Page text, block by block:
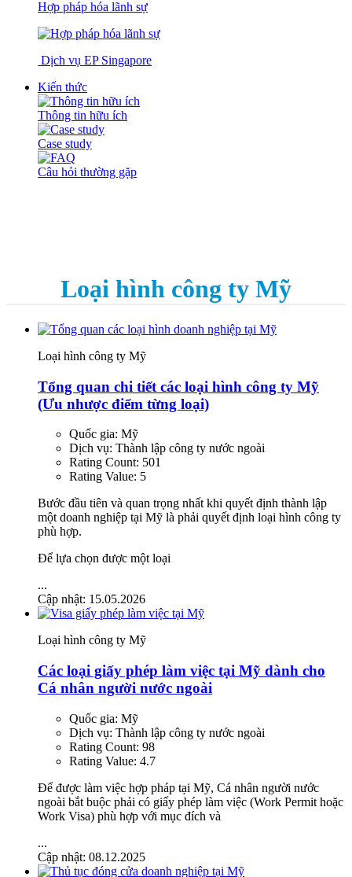
Hợp pháp hóa lãnh sự
Dịch vụ EP Singapore
Kiến thức
Thông tin hữu ích
Case study
Câu hỏi thường gặp
Loại hình công ty Mỹ
Loại hình công ty Mỹ
Tổng quan chi tiết các loại hình công ty Mỹ
(Ưu nhược điểm từng loại)
Quốc gia: Mỹ
Dịch vụ: Thành lập công ty nước ngoài
Rating Count: 501
Rating Value: 5
Bước đầu tiên và quan trọng nhất khi quyết định thành lập
một doanh nghiệp tại Mỹ là phải quyết định loại hình công ty
phù hợp.
Để lựa chọn được một loại
...
Cập nhật: 15.05.2026
Loại hình công ty Mỹ
Các loại giấy phép làm việc tại Mỹ dành cho
Cá nhân người nước ngoài
Quốc gia: Mỹ
Dịch vụ: Thành lập công ty nước ngoài
Rating Count: 98
Rating Value: 4.7
Để được làm việc hợp pháp tại Mỹ, Cá nhân người nước
ngoài bắt buộc phải có giấy phép làm việc (Work Permit hoặc
Work Visa) phù hợp với mục đích và
...
Cập nhật: 08.12.2025